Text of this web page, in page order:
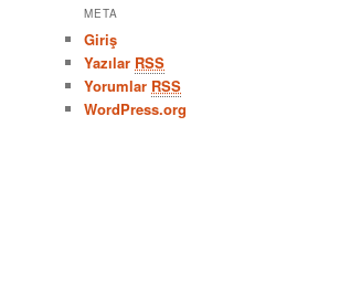
META
Giriş
Yazılar RSS
Yorumlar RSS
WordPress.org